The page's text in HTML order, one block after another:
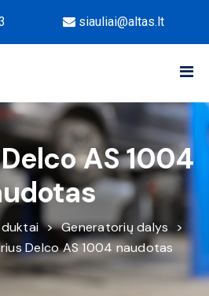
siauliai@altas.lt
AS 1004
> Generatorių dalys >
Delco AS 1004 naudotas